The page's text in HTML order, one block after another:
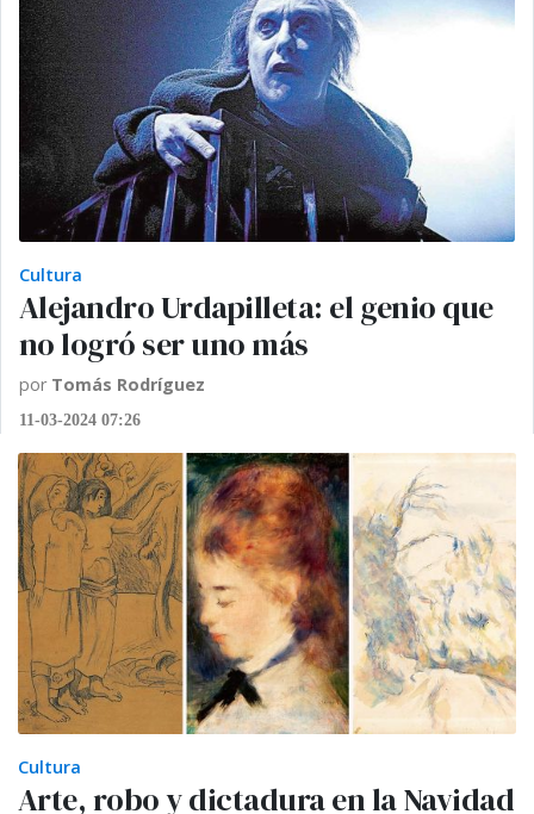
Cultura
Alejandro Urdapilleta: el genio que
no logró ser uno más
por Tomás Rodríguez
11-03-2024 07:26
Cultura
Arte, robo y dictadura en la Navidad